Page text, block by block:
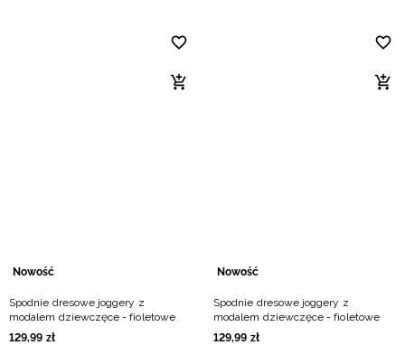
Nowość
Spodnie dresowe joggery z
modalem dziewczęce - fioletowe
129,99 zł
Nowość
Spodnie dresowe joggery z
modalem dziewczęce - fioletowe
129,99 zł